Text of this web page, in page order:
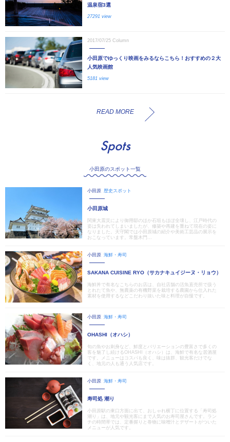
温泉宿3選
27291 view
2017/07/25 Column
小田原でゆっくり映画をみるならこちら！おすすめの２大
人気映画館
5181 view
READ MORE
Spots
小田原のスポット一覧
小田原 歴史スポット
小田原城
関東大震災により御用邸のほか石垣もほぼ全壊し、江戸時代の
姿は失われてしまいましたが、修築や再建を重ねて現在の姿に
なりました。天守閣では小田原城の紹介や美術工芸品の展示を
おこなっています。常盤木門...
小田原 海鮮・寿司
SAKANA CUISINE RYO（サカナキュイジーヌ・リョウ）
海鮮丼で有名なこちらのお店は、自社店舗の活魚直売所で扱う
とれたて魚や、無農薬の有機野菜を栽培する農園から仕入れた
素材を使用するなどこだわり抜いた味と料理が自慢です。
小田原 海鮮・寿司
OHASHI（オハシ）
旬の魚やお刺身など、鮮度とバリエーションの豊富さで多くの
客を魅了し続けるOHASHI（オハシ）は、海鮮で有名な居酒屋
です。メニューはコスパも良く、味は抜群、観光客だけでな
く、地元の人も通う人気店です。
小田原 海鮮・寿司
寿司処 潮り
小田原駅の東口方面に出て、おしゃれ横丁に位置する「寿司処
潮り」は、地元や観光客にまで人気のお寿司屋さんです。ラン
チの時間帯では、定番握りと巻物に味噌汁とデザートがついた
メニューが人気です。